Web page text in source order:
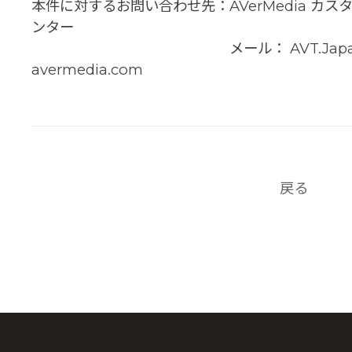
本件に対するお問い合わせ先：AVerMedia カス
ンター
メール： AVT.Japan
avermedia.com
戻る